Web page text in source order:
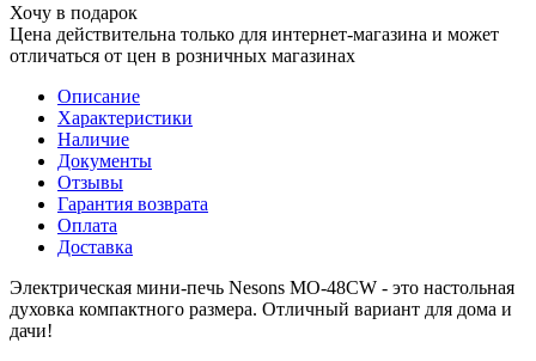
Хочу в подарок
Цена действительна только для интернет-магазина и может
отличаться от цен в розничных магазинах
Описание
Характеристики
Наличие
Документы
Отзывы
Гарантия возврата
Оплата
Доставка
Электрическая мини-печь Nesons МО-48CW - это настольная
духовка компактного размера. Отличный вариант для дома и
дачи!